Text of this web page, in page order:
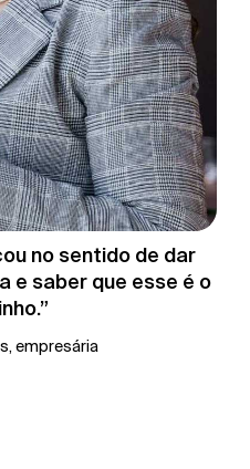
no sentido de dar
e saber que esse é o
empresária